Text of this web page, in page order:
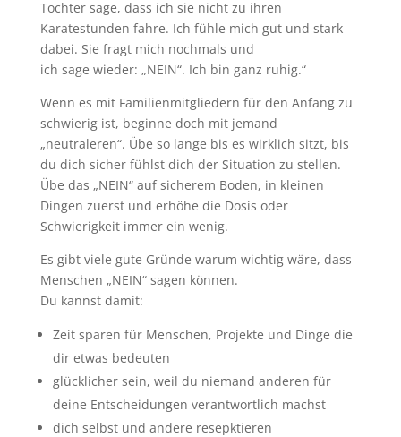
Tochter sage, dass ich sie nicht zu ihren
Karatestunden fahre. Ich fühle mich gut und stark
dabei. Sie fragt mich nochmals und
ich sage wieder: „NEIN“. Ich bin ganz ruhig.“
Wenn es mit Familienmitgliedern für den Anfang zu
schwierig ist, beginne doch mit jemand
„neutraleren“. Übe so lange bis es wirklich sitzt, bis
du dich sicher fühlst dich der Situation zu stellen.
Übe das „NEIN“ auf sicherem Boden, in kleinen
Dingen zuerst und erhöhe die Dosis oder
Schwierigkeit immer ein wenig.
Es gibt viele gute Gründe warum wichtig wäre, dass
Menschen „NEIN“ sagen können.
Du kannst damit:
Zeit sparen für Menschen, Projekte und Dinge die
dir etwas bedeuten
glücklicher sein, weil du niemand anderen für
deine Entscheidungen verantwortlich machst
dich selbst und andere resepktieren